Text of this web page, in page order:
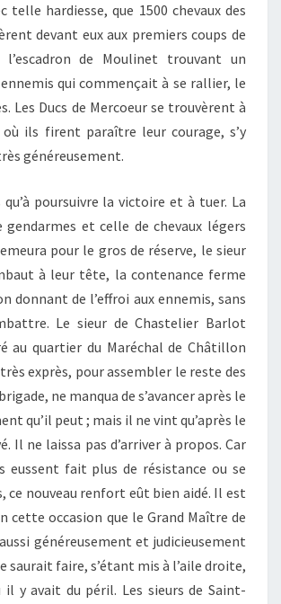
telle hardiesse, que 1500 chevaux des
devant eux aux premiers coups de
de Moulinet trouvant un
qui commençait à se rallier, le
Les Ducs de Mercoeur se trouvèrent à
ils firent paraître leur courage, s’y
généreusement.
poursuivre la victoire et à tuer. La
gendarmes et celle de chevaux légers
pour le gros de réserve, le sieur
à leur tête, la contenance ferme
donnant de l’effroi aux ennemis, sans
Le sieur de Chastelier Barlot
au quartier du Maréchal de Châtillon
exprès, pour assembler le reste des
ne manqua de s’avancer après le
qu’il peut ; mais il ne vint qu’après le
Il ne laissa pas d’arriver à propos. Car
eussent fait plus de résistance ou se
ce nouveau renfort eût bien aidé. Il est
cette occasion que le Grand Maître de
généreusement et judicieusement
saurait faire, s’étant mis à l’aile droite,
y avait du péril. Les sieurs de Saint-